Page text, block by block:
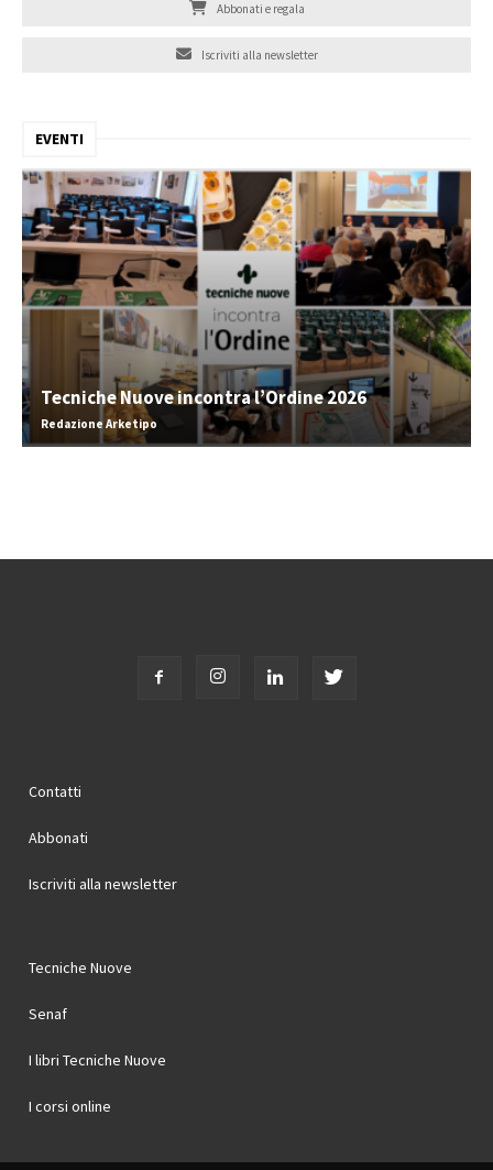
Abbonati e regala
Iscriviti alla newsletter
EVENTI
Tecniche Nuove incontra l’Ordine 2026
Redazione Arketipo
Contatti
Abbonati
Iscriviti alla newsletter
Tecniche Nuove
Senaf
I libri Tecniche Nuove
I corsi online